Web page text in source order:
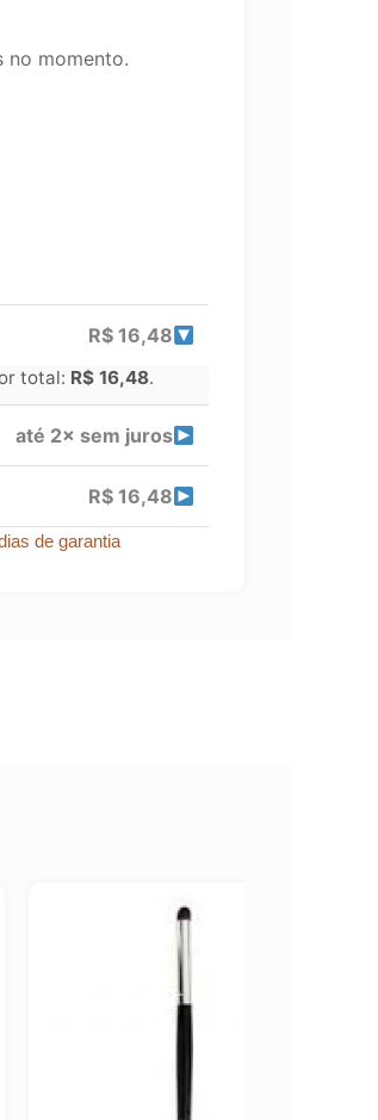
no momento.
R$16,48
total: R$ 16,48.
até 2× sem juros
R$16,48
de garantia